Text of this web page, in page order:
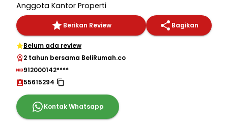
Anggota Kantor Properti
Berikan Review Bagikan
Belum ada review
2 tahun bersama BeliRumah.co
912000142****
55615294
Kontak Whatsapp